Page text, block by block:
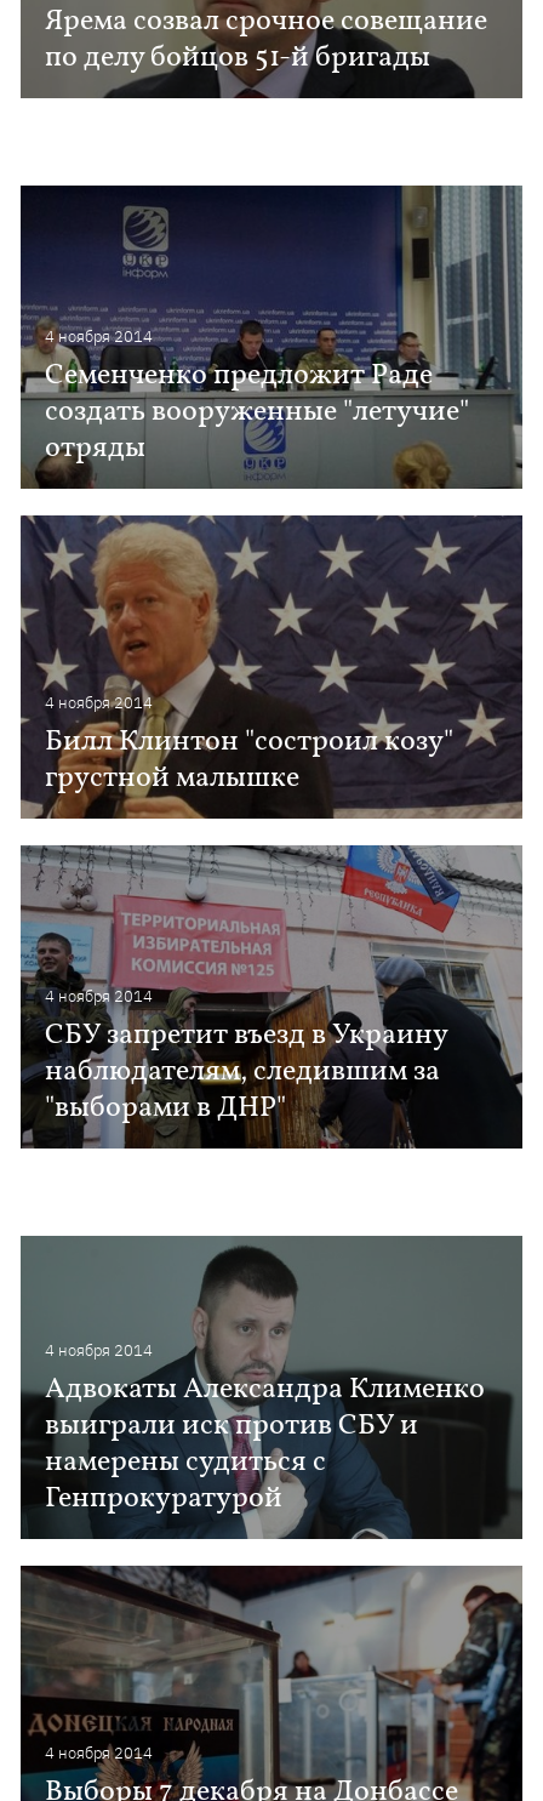
Ярема созвал срочное совещание
по делу бойцов 51-й бригады
4 ноября 2014
Семенченко предложит Раде
создать вооруженные "летучие"
отряды
4 ноября 2014
Билл Клинтон "состроил козу"
грустной малышке
4 ноября 2014
СБУ запретит въезд в Украину
наблюдателям, следившим за
"выборами в ДНР"
4 ноября 2014
Адвокаты Александра Клименко
выиграли иск против СБУ и
намерены судиться с
Генпрокуратурой
4 ноября 2014
Выборы 7 декабря на Донбассе